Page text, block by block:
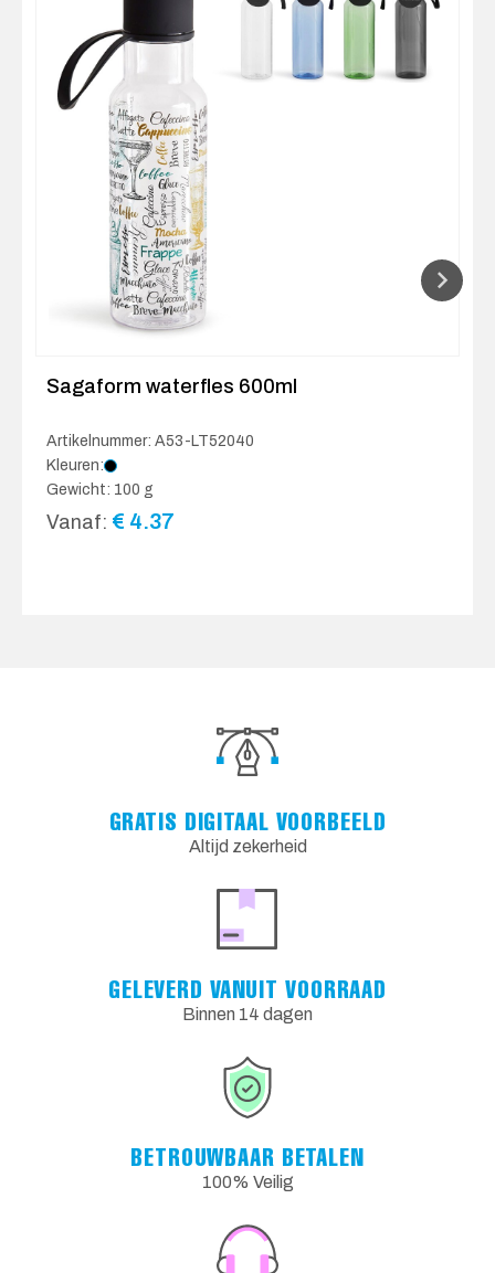
Sagaform waterfles 600ml
Artikelnummer: A53-LT52040
Kleuren:
Gewicht: 100 g
Vanaf: € 4.37
GRATIS DIGITAAL VOORBEELD
Altijd zekerheid
GELEVERD VANUIT VOORRAAD
Binnen 14 dagen
BETROUWBAAR BETALEN
100% Veilig